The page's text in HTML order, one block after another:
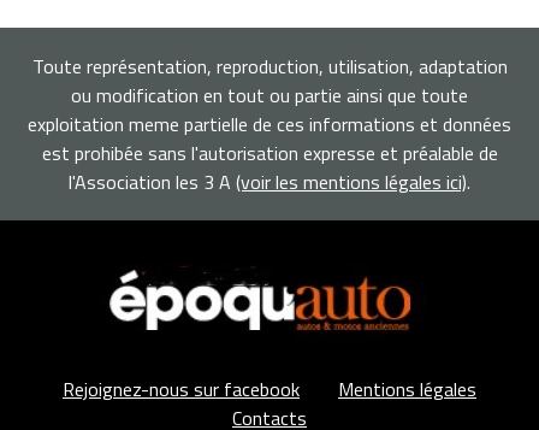
Toute représentation, reproduction, utilisation, adaptation
ou modification en tout ou partie ainsi que toute
exploitation meme partielle de ces informations et données
est prohibée sans l'autorisation expresse et préalable de
l'Association les 3 A (voir les mentions légales ici).
Rejoignez-nous sur facebook
Mentions légales
Contacts